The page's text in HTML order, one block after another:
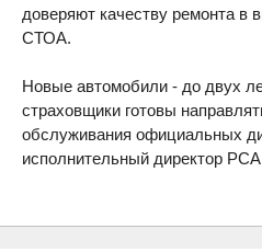
доверяют качеству ремонта в
СТОА.
Новые автомобили - до двух
страховщики готовы
обслуживания официальных
исполнительный директор